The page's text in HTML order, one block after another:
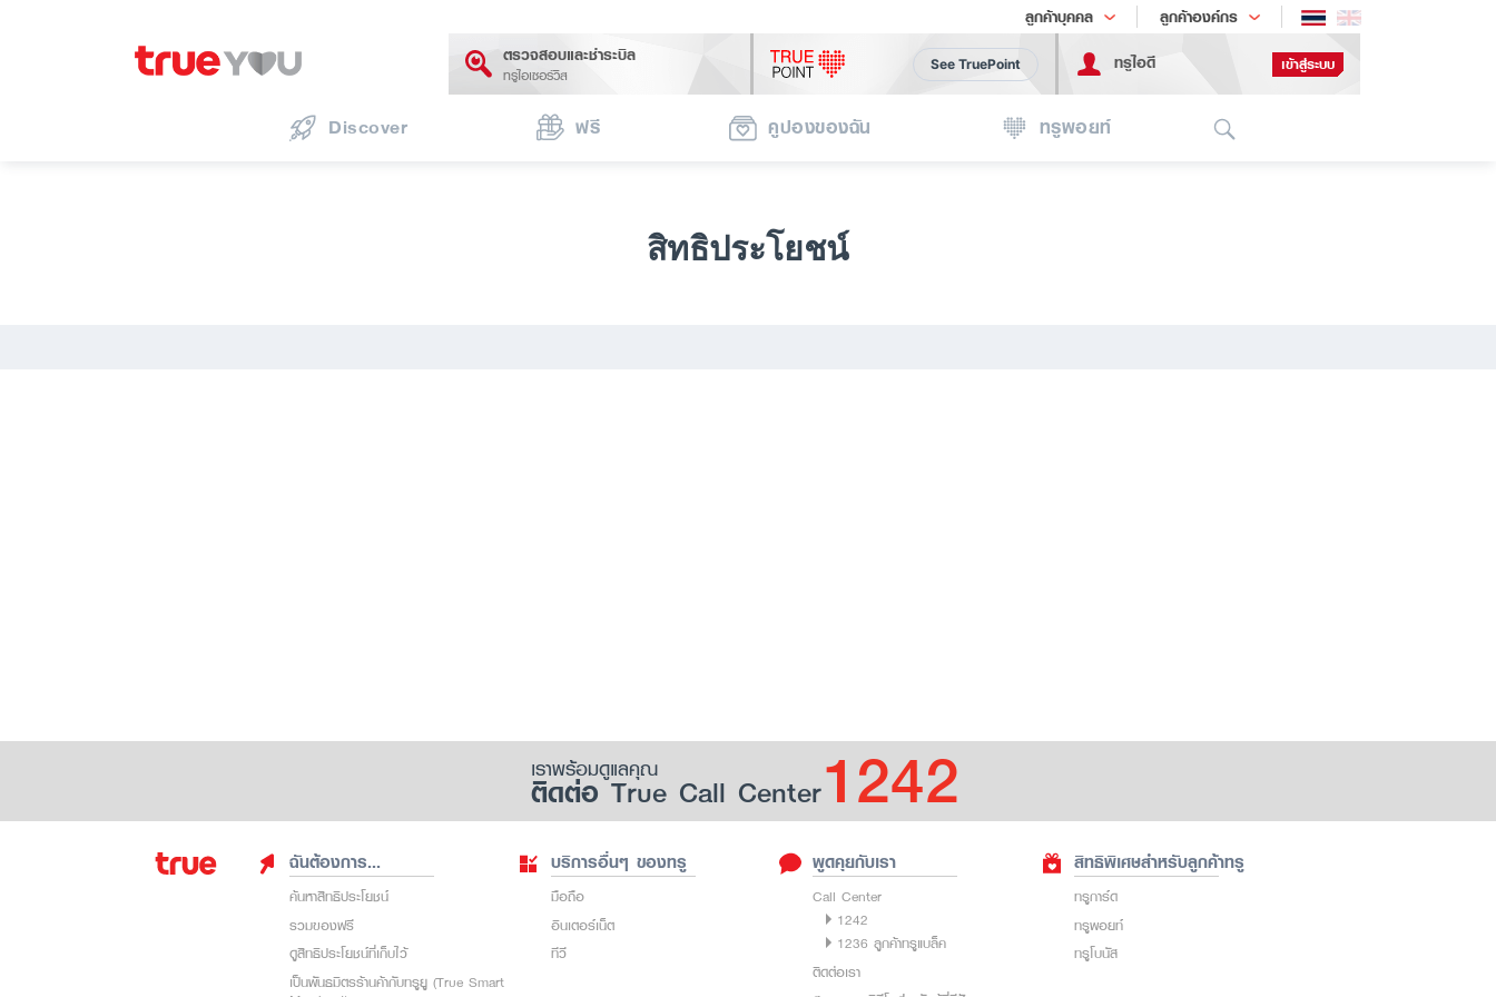
ลูกค้าบุคคล ลูกค้าองค์กร
เทรนด์เทคโนโลยี
ตรวจสอบและชำระบิล
ทรูไอเซอร์วิส
See TruePoint ทรูไอดี เข้าสู่ระบบ
Discover ฟรี คูปองของฉัน ทรูพอยท์
สิทธิประโยชน์
เราพร้อมดูแลคุณ
ติดต่อ True Call Center1242
ฉันต้องการ...
ค้นหาสิทธิประโยชน์
รวมของฟรี
ดูสิทธิประโยชน์ที่เก็บไว้
เป็นพันธมิตรร้านค้ากับทรูยู (True Smart
บริการอื่นๆ ของทรู
มือถือ
อินเตอร์เน็ต
ทีวี
พูดคุยกับเรา
Call Center
1242
1236 ลูกค้าทรูแบล็ค
ติดต่อเรา
สิทธิพิเศษสำหรับลูกค้าทรู
ทรูการ์ด
ทรูพอยท์
ทรูโบนัส